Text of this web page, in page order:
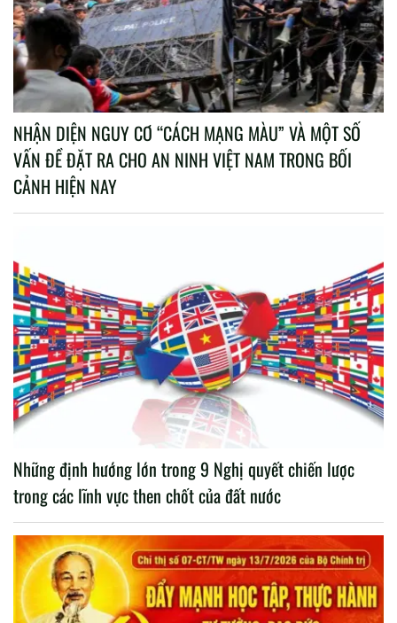
NHẬN DIỆN NGUY CƠ “CÁCH MẠNG MÀU” VÀ MỘT SỐ
VẤN ĐỀ ĐẶT RA CHO AN NINH VIỆT NAM TRONG BỐI
CẢNH HIỆN NAY
Những định hướng lớn trong 9 Nghị quyết chiến lược
trong các lĩnh vực then chốt của đất nước